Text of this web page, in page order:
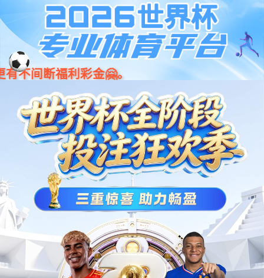
今年会·(jinnianhui)金字招牌诚
信至上-Gold Annual Meeting
股票
代码 001266
汽车电子
智驾类
电子后视镜